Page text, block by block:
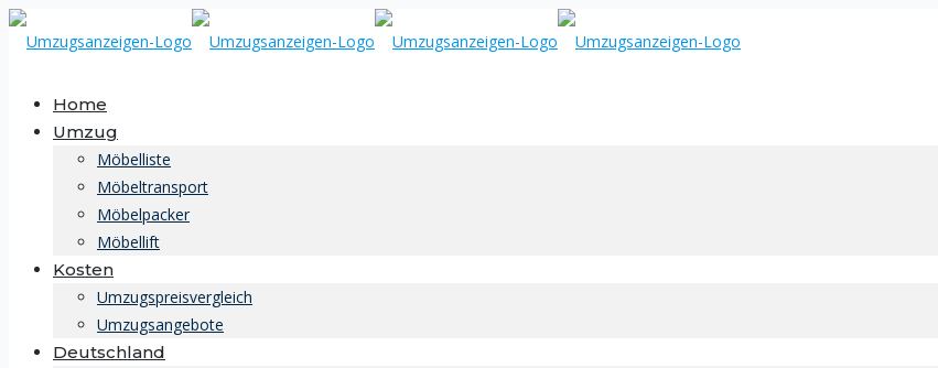
Home
Umzug
Möbelliste
Möbeltransport
Möbelpacker
Möbellift
Kosten
Umzugspreisvergleich
Umzugsangebote
Deutschland